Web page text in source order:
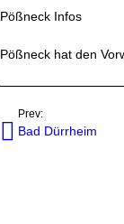
Pößneck Infos
Pößneck hat den
Prev:
Bad Dürrheim